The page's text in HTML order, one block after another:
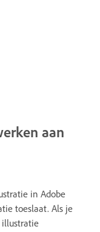
aan
in Adobe
toeslaat. Als je